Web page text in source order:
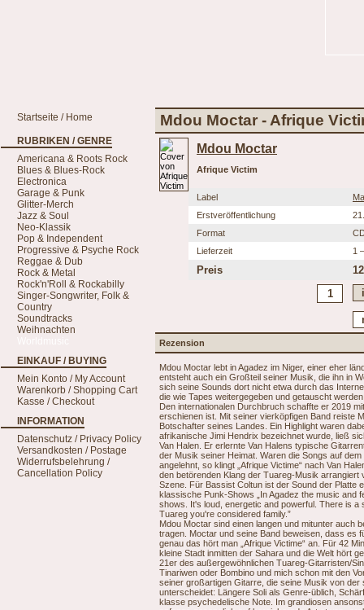
Startseite / Home
RUBRIKEN / GENRE
Americana & Roots Rock
Blues & Blues-Rock
Electronica
Garage & Punk
Glitter-Merch
Jazz & Soul
Neo-Klassik
Pop & Independent
Progressive & Psyche Rock
Reggae & Dub
Rock & Metal
Rock'n'Roll & Rockabilly
Singer-Songwriter, Folk &
Country
Soundtracks
Weihnachten
EINKAUF / BUYING
Mein Konto / My Account
Warenkorb / Shopping Cart
Kasse / Checkout
INFORMATION
Datenschutz / Privacy Policy
Versandkosten / Postage
Widerrufsbelehrung /
Cancellation Policy
Mdou Moctar - Afrique
Mdou Moctar
Afrique Victim
Label
Erstveröffentlichung
Format
Lieferzeit
1
Preis
Rezension
Mdou Moctar lebt in Agadez im Niger, einer eher
entsteht auch ein Großteil seiner Musik, die ihn in
sich seine Sounds dort nicht etwa durch das
die wie Tapes weitergegeben und getauscht
Den internationalen Durchbruch schaffte er 2019
erschienen ist. Mit seiner vierköpfigen Band reiste
Botschafter seines Landes. Ein Highlight waren
afrikanische Jimi Hendrix bezeichnet wurde, ließ
Van Halen. Er erlernte Van Halens typische
der Musik seiner Heimat. Waren die Songs auf
angelehnt, so klingt „Afrique Victime“ nach Van
den betörenden Klang der Tuareg-Musik
Szene. Für Bassist Coltun ist der Sound der Platte
klassische Punk-Shows „In Agadez the music and
shows. It's loud, energetic and powerful. There is
Tuareg you're considered family.”
Mdou Moctar sind einen langen und mitunter auch
tragen. Moctar und seine Band beweisen, dass es
genau das hört man „Afrique Victime“ an. Für 42
kleine Stadt inmitten der Sahara und die Welt hört
21er des außergewöhnlichen Tuareg-Gitarristen/
Tinariwen oder Bombino und mich schon mit den
seiner großartigen Gitarre, die seine Musik von
unterscheidet: Längere Soli als Genre-üblich,
klasse psychedelische Note. Im grandiosen